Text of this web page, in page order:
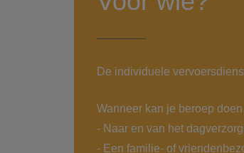
De individuele
Wanneer kan je beroep
- Naar en van het
- Een familie- of